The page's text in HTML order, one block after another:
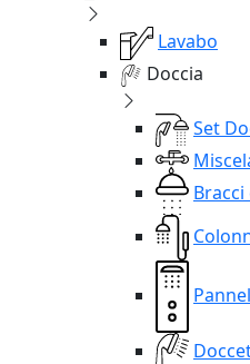
Lavabo
Doccia
Set